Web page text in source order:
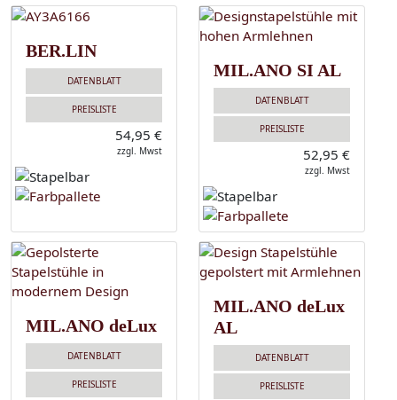
BER.LIN
DATENBLATT
PREISLISTE
54,95 €
zzgl. Mwst
MIL.ANO SI AL
DATENBLATT
PREISLISTE
52,95 €
zzgl. Mwst
MIL.ANO deLux
DATENBLATT
PREISLISTE
MIL.ANO deLux
AL
DATENBLATT
PREISLISTE